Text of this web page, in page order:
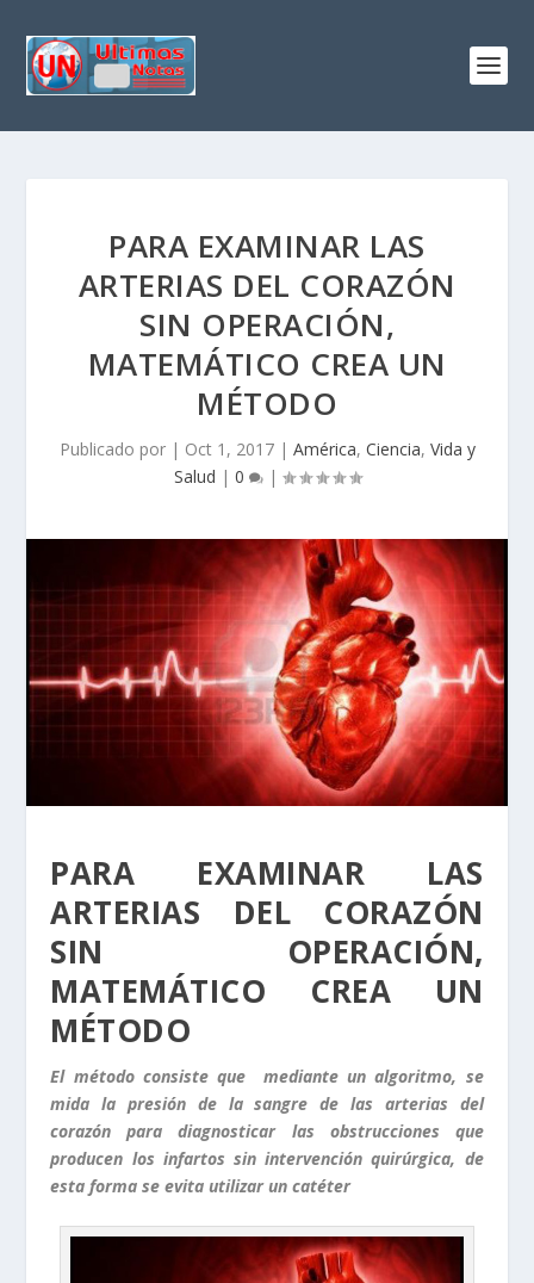
PARA EXAMINAR LAS
ARTERIAS DEL CORAZÓN
SIN OPERACIÓN,
MATEMÁTICO CREA UN
MÉTODO
Publicado por | Oct 1, 2017| América, Ciencia, Vida y
Salud | 0 |
PARA EXAMINAR LAS
ARTERIAS DEL CORAZÓN
SIN OPERACIÓN,
MATEMÁTICO CREA UN
MÉTODO
El método consiste que mediante un algoritmo, se
mida la presión de la sangre de las arterias del
corazón para diagnosticar las obstrucciones que
producen los infartos sin intervención quirúrgica, de
esta forma se evita utilizar un catéter